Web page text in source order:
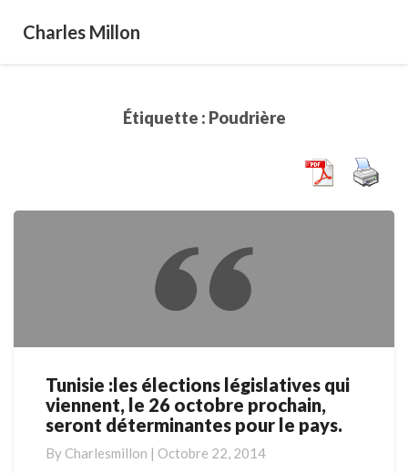
Charles Millon
Étiquette : Poudrière
Tunisie
:les
élections
qui
Tunisie :les élections législatives qui
viennent, le 26 octobre prochain,
seront déterminantes pour le pays.
By Charlesmillon | Octobre 22, 2014